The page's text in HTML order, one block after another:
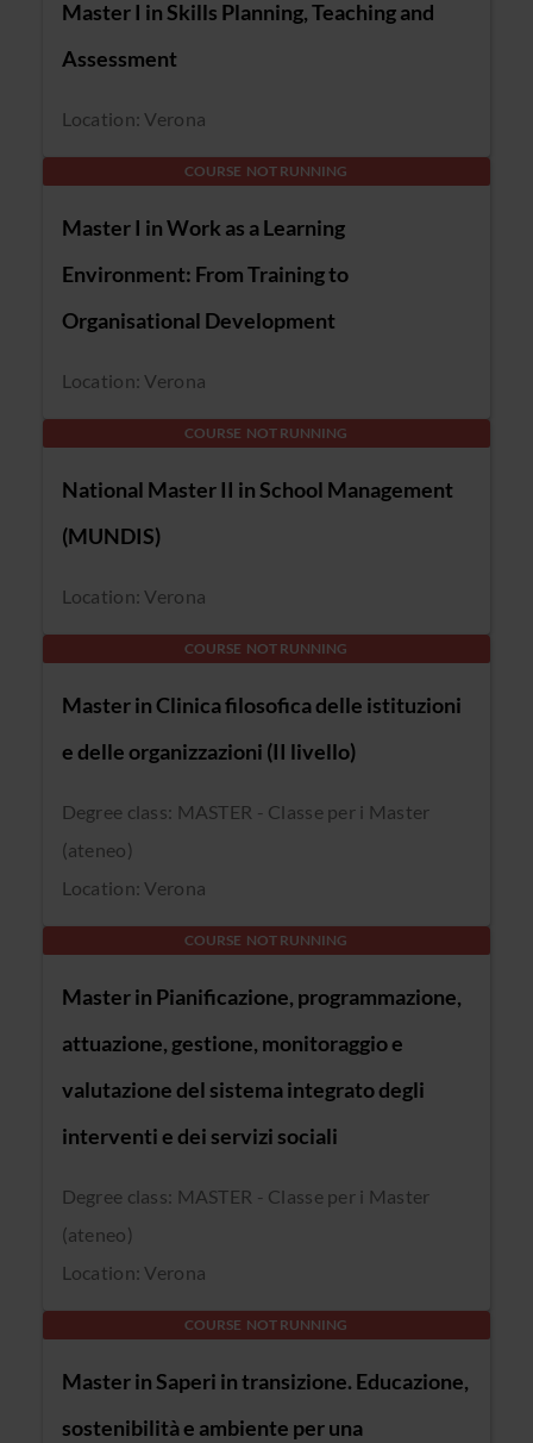
Master I in Skills Planning, Teaching and
Assessment
Location: Verona
COURSE NOT RUNNING
Master I in Work as a Learning
Environment: From Training to
Organisational Development
Location: Verona
COURSE NOT RUNNING
National Master II in School Management
(MUNDIS)
Location: Verona
COURSE NOT RUNNING
Master in Clinica filosofica delle istituzioni
e delle organizzazioni (II livello)
Degree class: MASTER - Classe per i Master
(ateneo)
Location: Verona
COURSE NOT RUNNING
Master in Pianificazione, programmazione,
attuazione, gestione, monitoraggio e
valutazione del sistema integrato degli
interventi e dei servizi sociali
Degree class: MASTER - Classe per i Master
(ateneo)
Location: Verona
COURSE NOT RUNNING
Master in Saperi in transizione. Educazione,
sostenibilità e ambiente per una